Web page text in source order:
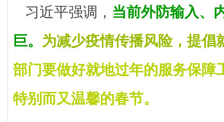
习近平强调， 当前外防输入、
巨。 为减少疫情传播风险，提倡
部门要做好就地过年的服务保障
特别而又温馨的春节。